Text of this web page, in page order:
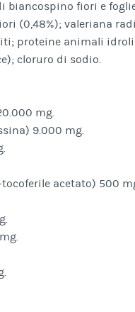
fiori e foglie
(0,48%); valeriana
proteine animali
cloruro di sodio.
mg.
9.000 mg.
acetato) 500